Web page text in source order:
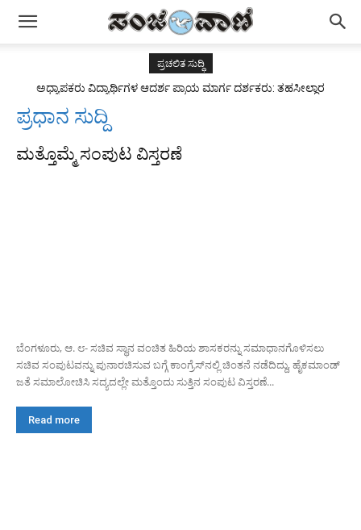
ಪ್ರಚಲಿತ ಸುದ್ಧಿ
ಅಧ್ಯಾಪಕರು ವಿದ್ಯಾರ್ಥಿಗಳ ಆದರ್ಶ ಪ್ರಾಯ ಮಾರ್ಗ ದರ್ಶಕರು: ತಹಸೀಲ್ದಾರ
ಪ್ರಧಾನ ಸುದ್ದಿ
ಮತ್ತೊಮ್ಮೆ ಸಂಪುಟ ವಿಸ್ತರಣೆ
ಬೆಂಗಳೂರು, ಆ. ೮- ಸಚಿವ ಸ್ಥಾನ ವಂಚಿತ ಹಿರಿಯ ಶಾಸಕರನ್ನು ಸಮಾಧಾನಗೊಳಿಸಲು
ಸಚಿವ ಸಂಪುಟವನ್ನು ಪುನಾರಚಿಸುವ ಬಗ್ಗೆ ಕಾಂಗ್ರೆಸ್‌ನಲ್ಲಿ ಚಿಂತನೆ ನಡೆದಿದ್ದು, ಹೈಕಮಾಂಡ್
ಜತೆ ಸಮಾಲೋಚಿಸಿ ಸದ್ಯದಲ್ಲೇ ಮತ್ತೊಂದು ಸುತ್ತಿನ ಸಂಪುಟ ವಿಸ್ತರಣೆ...
Read more